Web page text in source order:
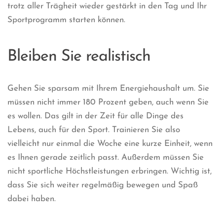
trotz aller Trägheit wieder gestärkt in den Tag und Ihr
Sportprogramm starten können.
Bleiben Sie realistisch
Gehen Sie sparsam mit Ihrem Energiehaushalt um. Sie
müssen nicht immer 180 Prozent geben, auch wenn Sie
es wollen. Das gilt in der Zeit für alle Dinge des
Lebens, auch für den Sport. Trainieren Sie also
vielleicht nur einmal die Woche eine kurze Einheit, wenn
es Ihnen gerade zeitlich passt. Außerdem müssen Sie
nicht sportliche Höchstleistungen erbringen. Wichtig ist,
dass Sie sich weiter regelmäßig bewegen und Spaß
dabei haben.